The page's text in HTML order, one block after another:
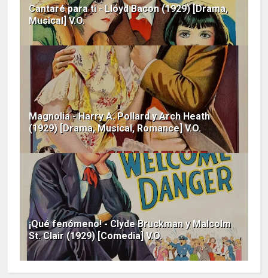
Cantaré para ti - Lloyd Bacon (1929) [Drama,
Musical] V.O.
Magnolia - Harry A. Pollard y Arch Heath
(1929) [Drama, Musical, Romance] V.O.
¡Qué fenómeno! - Clyde Bruckman y Malcolm
St. Clair (1929) [Comedia] V.O.